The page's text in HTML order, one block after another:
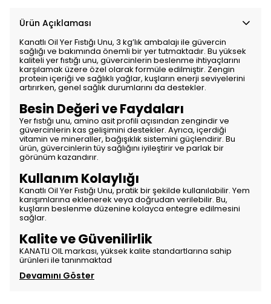
Ürün Açıklaması
Kanatlı Oil Yer Fıstığı Unu, 3 kg’lık ambalajı ile güvercin
sağlığı ve bakımında önemli bir yer tutmaktadır. Bu yüksek
kaliteli yer fıstığı unu, güvercinlerin beslenme ihtiyaçlarını
karşılamak üzere özel olarak formüle edilmiştir. Zengin
protein içeriği ve sağlıklı yağlar, kuşların enerji seviyelerini
artırırken, genel sağlık durumlarını da destekler.
Besin Değeri ve Faydaları
Yer fıstığı unu, amino asit profili açısından zengindir ve
güvercinlerin kas gelişimini destekler. Ayrıca, içerdiği
vitamin ve mineraller, bağışıklık sistemini güçlendirir. Bu
ürün, güvercinlerin tüy sağlığını iyileştirir ve parlak bir
görünüm kazandırır.
Kullanım Kolaylığı
Kanatlı Oil Yer Fıstığı Unu, pratik bir şekilde kullanılabilir. Yem
karışımlarına eklenerek veya doğrudan verilebilir. Bu,
kuşların beslenme düzenine kolayca entegre edilmesini
sağlar.
Kalite ve Güvenilirlik
KANATLI OIL markası, yüksek kalite standartlarına sahip
ürünleri ile tanınmaktad
Devamını Göster